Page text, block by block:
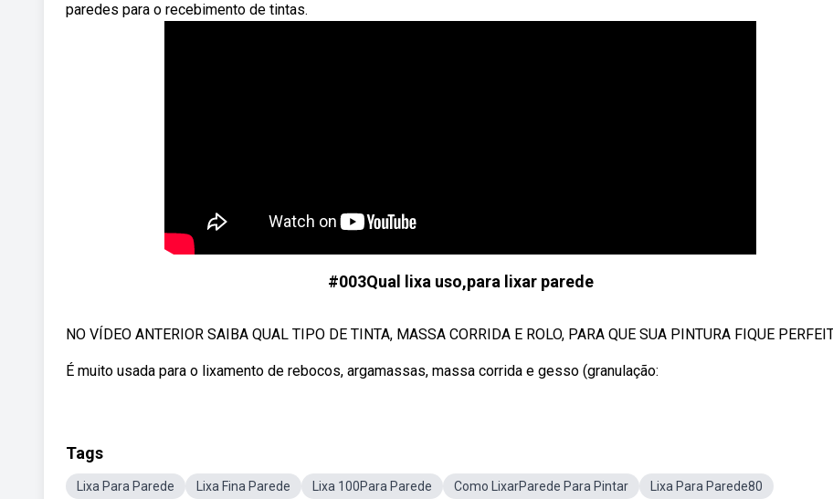
paredes para o recebimento de tintas.
#003Qual lixa uso,para lixar parede
NO VÍDEO ANTERIOR SAIBA QUAL TIPO DE TINTA, MASSA CORRIDA E ROLO, PARA QUE SUA PINTURA FIQUE
É muito usada para o lixamento de rebocos, argamassas, massa corrida e gesso (granulação:
Tags
Lixa Para Parede Lixa Fina Parede Lixa 100Para Parede Como LixarParede Para Pintar
Lixa Para Parede80